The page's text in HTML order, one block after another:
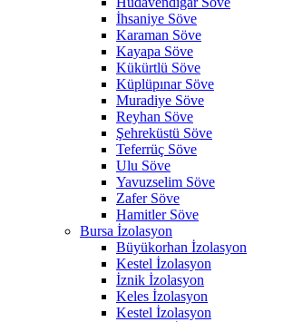
İhsaniye Söve
Karaman Söve
Kayapa Söve
Kükürtlü Söve
Küplüpınar Söve
Muradiye Söve
Reyhan Söve
Şehreküstü Söve
Teferrüç Söve
Ulu Söve
Yavuzselim Söve
Zafer Söve
Hamitler Söve
Bursa İzolasyon
Büyükorhan İzolasyon
Kestel İzolasyon
İznik İzolasyon
Keles İzolasyon
Kestel İzolasyon